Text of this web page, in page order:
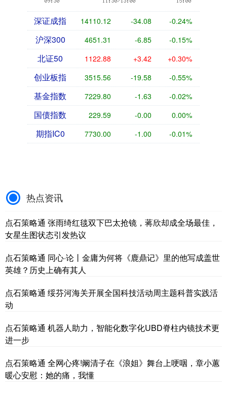
深证成指 14110.12 -34.08 -0.24%
沪深300 4651.31 -6.85 -0.15%
北证50 1122.88 +3.42 +0.30%
创业板指 3515.56 -19.58 -0.55%
基金指数 7229.80 -1.63 -0.02%
国债指数 229.59 -0.00 0.00%
期指IC0 7730.00 -1.00 -0.01%
热点资讯
点石策略通 张雨绮红毯双下巴太抢镜，蒋欣却成全场最佳，
女星生图状态引发热议
点石策略通 同心·论丨金庸为何将《鹿鼎记》里的他写成盖世
英雄？历史上确有其人
点石策略通 绥芬河海关开展全国科技活动周主题科普实践活
动
点石策略通 机器人助力，智能化数字化UBD脊柱内镜技术更
进一步
点石策略通 全网心疼!阚清子在《浪姐》舞台上哽咽，章小蕙
暖心安慰：她的痛，我懂